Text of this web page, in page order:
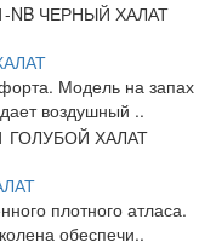
Модель на запах
воздушный ..
плотного атласа.
обеспечи..